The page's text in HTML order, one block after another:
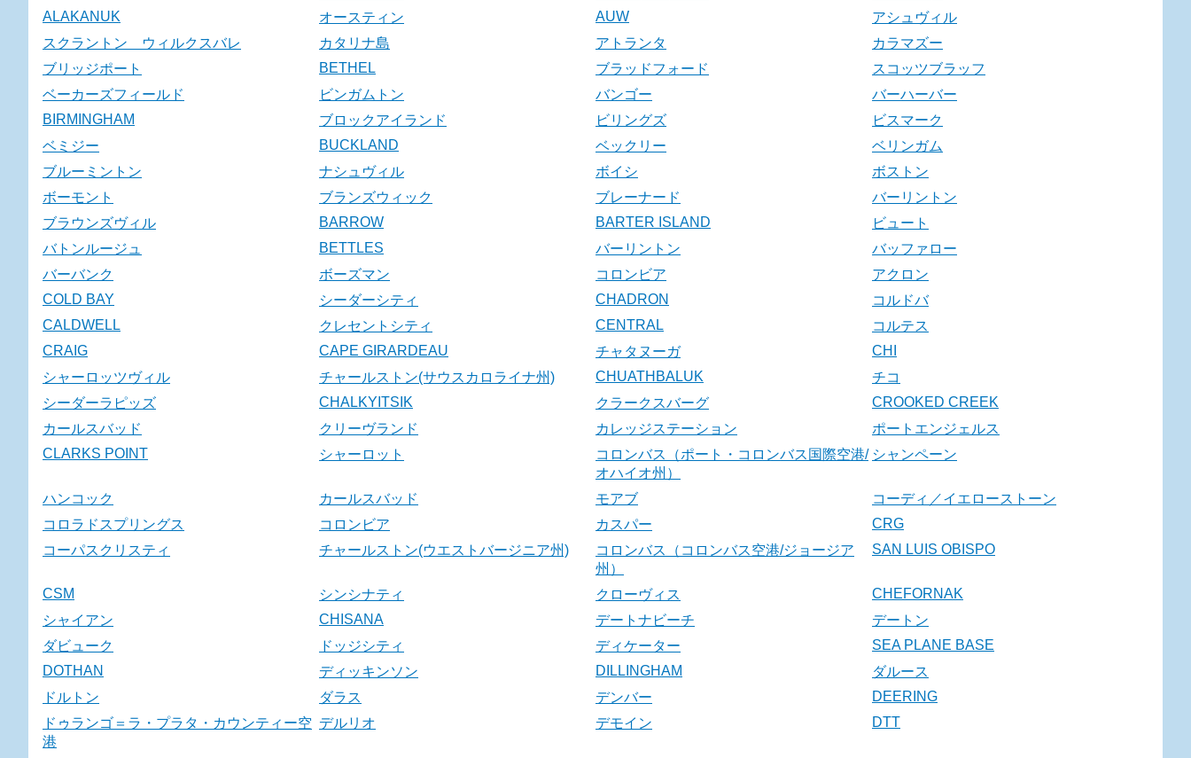
ALAKANUK
オースティン AUW
アシュヴィル
スクラントン ウィルクスバレ
カタリナ島 アトランタ
カラマズー
ブリッジポート
BETHEL ブラッドフォード
スコッツブラッフ
ベーカーズフィールド
ビンガムトン バンゴー
バーハーバー
BIRMINGHAM
ブロックアイランド ビリングズ
ビスマーク
ベミジー
BUCKLAND ベックリー
ベリンガム
ブルーミントン
ナシュヴィル ボイシ
ボストン
ボーモント
ブランズウィック ブレーナード
バーリントン
ブラウンズヴィル
BARROW BARTER ISLAND
ビュート
バトンルージュ
BETTLES バーリントン
バッファロー
バーバンク
ボーズマン コロンビア
アクロン
COLD BAY
シーダーシティ CHADRON
コルドバ
CALDWELL
クレセントシティ CENTRAL
コルテス
CRAIG
CAPE GIRARDEAU チャタヌーガ
CHI
シャーロッツヴィル
チャールストン(サウスカロライナ州) CHUATHBALUK
チコ
シーダーラピッズ
CHALKYITSIK クラークスバーグ
CROOKED CREEK
カールスバッド
クリーヴランド カレッジステーション
ポートエンジェルス
CLARKS POINT
シャーロット
コロンバス（ポート・コロンバス国際空港/
オハイオ州）
シャンペーン
ハンコック カールスバッド モアブ
コーディ／イエローストーン
コロラドスプリングス
コロンビア カスパー
CRG
コーパスクリスティ
チャールストン(ウエストバージニア州)
コロンバス（コロンバス空港/ジョージア
州）
SAN LUIS OBISPO
CSM シンシナティ クローヴィス
CHEFORNAK
シャイアン
CHISANA デートナビーチ
デートン
ダビューク
ドッジシティ ディケーター
SEA PLANE BASE
DOTHAN
ディッキンソン DILLINGHAM
ダルース
ドルトン
ダラス デンバー
DEERING
ドゥランゴ＝ラ・プラタ・カウンティー空
港
デルリオ デモイン DTT